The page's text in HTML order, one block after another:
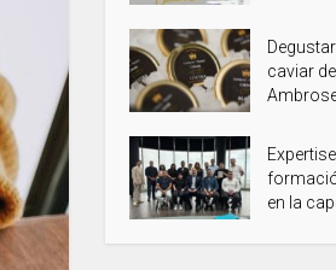
caviar
Ambrose
en la